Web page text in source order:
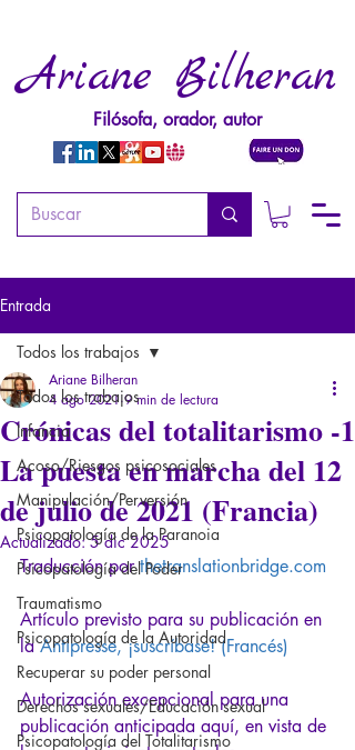
Ariane Bilheran
Filósofa, orador, autor
Entrada
Todos los trabajos
Infancia
Acoso/Riesgos psicosociales
Manipulación/Perversión
Psicopatología de la Paranoia
Psicopatología del Poder
Traumatismo
Psicopatología de la Autoridad
Recuperar su poder personal
Derechos sexuales/Educación sexual
Psicopatología del Totalitarismo
Todos los trabajos
Crónicas del totalitarismo -1
La puesta en marcha del 12
de julio de 2021 (Francia)
Ariane Bilheran
4 ago 2021 9 min de lectura
Actualizado:5 dic 2025
Traducción por thetranslationbridge.com
Artículo previsto para su publicación en
la Antipresse, ¡suscríbase! (Francés)
Autorización excepcional para una
publicación anticipada aquí, en vista de